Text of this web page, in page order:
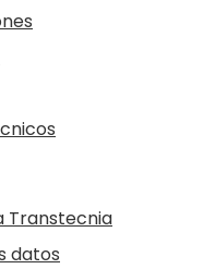
Transtecnia
datos